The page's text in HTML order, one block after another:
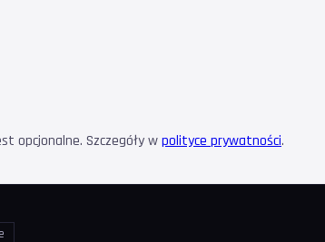
opcjonalne. Szczegóły wpolityce prywatności.